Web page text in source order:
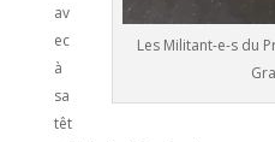
Les Militant-e-s du
av
ec
à
sa
têt